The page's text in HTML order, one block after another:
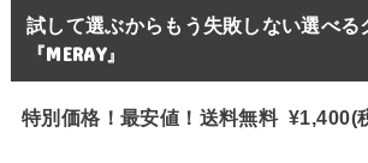
試して選ぶからもう失敗しない選べる
『MERAY』
特別価格！最安値！送料無料 ¥1,400(